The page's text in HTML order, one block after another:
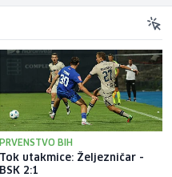
PRVENSTVO BIH
Tok utakmice: Željezničar -
BSK 2:1